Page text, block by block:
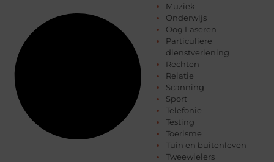
Muziek
Onderwijs
Oog Laseren
Particuliere
dienstverlening
Rechten
Relatie
Scanning
Sport
Telefonie
Testing
Toerisme
Tuin en buitenleven
Tweewielers